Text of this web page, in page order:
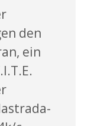
den
ein